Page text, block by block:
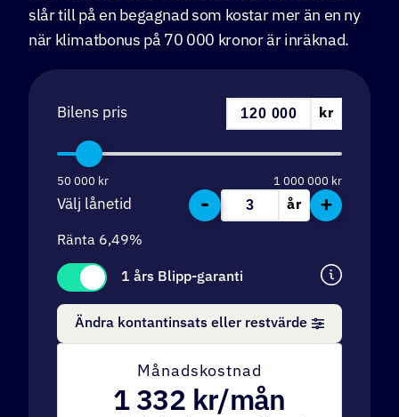
slår till på en begagnad som kostar mer än en ny
när klimatbonus på 70 000 kronor är inräknad.
Bilens pris kr
50 000 kr 1 000 000 kr
Välj lånetid - år +
Ränta 6,49%
1 års Blipp-garanti
Ändra kontantinsats eller restvärde
Månadskostnad
1 332 kr/mån